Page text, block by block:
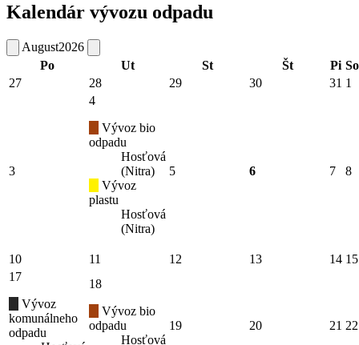
Kalendár vývozu odpadu
August2026
Po
Ut St Št Pi So
27
28 29 30 31 1
3
4
Vývoz bio
odpadu
Hosťová
(Nitra)
Vývoz
plastu
Hosťová
(Nitra)
5 6 7 8
10 11 12 13 14 15
17
Vývoz
komunálneho
odpadu
18
Vývoz bio
odpadu
Hosťová
19 20 21 22